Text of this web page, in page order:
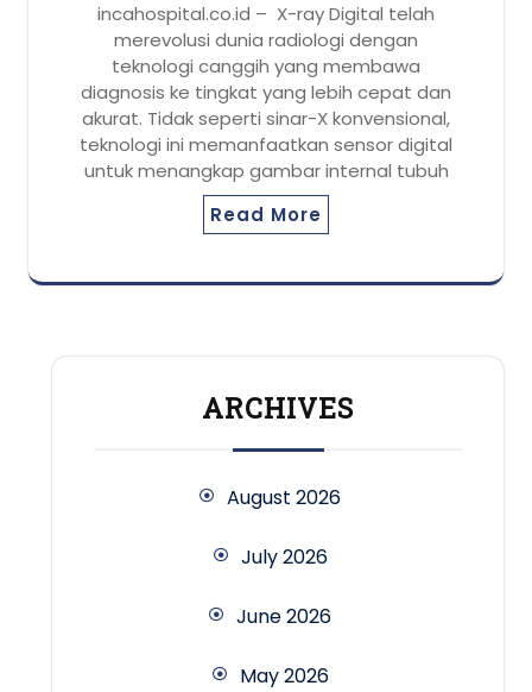
incahospital.co.id – X-ray Digital telah
merevolusi dunia radiologi dengan
teknologi canggih yang membawa
diagnosis ke tingkat yang lebih cepat dan
akurat. Tidak seperti sinar-X konvensional,
teknologi ini memanfaatkan sensor digital
untuk menangkap gambar internal tubuh
Read More
ARCHIVES
August 2026
July 2026
June 2026
May 2026